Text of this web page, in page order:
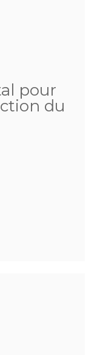
pour
du